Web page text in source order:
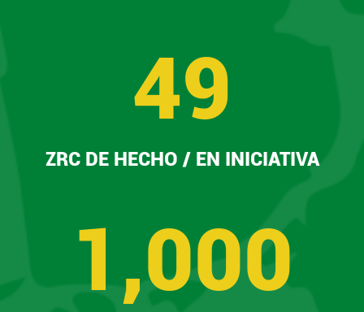
49
ZRC DE HECHO / EN INICIATIVA
1,000